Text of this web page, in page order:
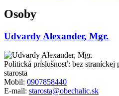
Osoby
Udvardy Alexander, Mgr.
Politická príslušnosť: bez straníckej
starosta
Mobil: 0907858440
E-mail: starosta@obechalic.sk